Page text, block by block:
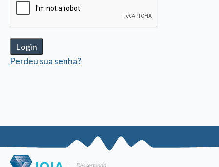
Login
Perdeu sua senha?